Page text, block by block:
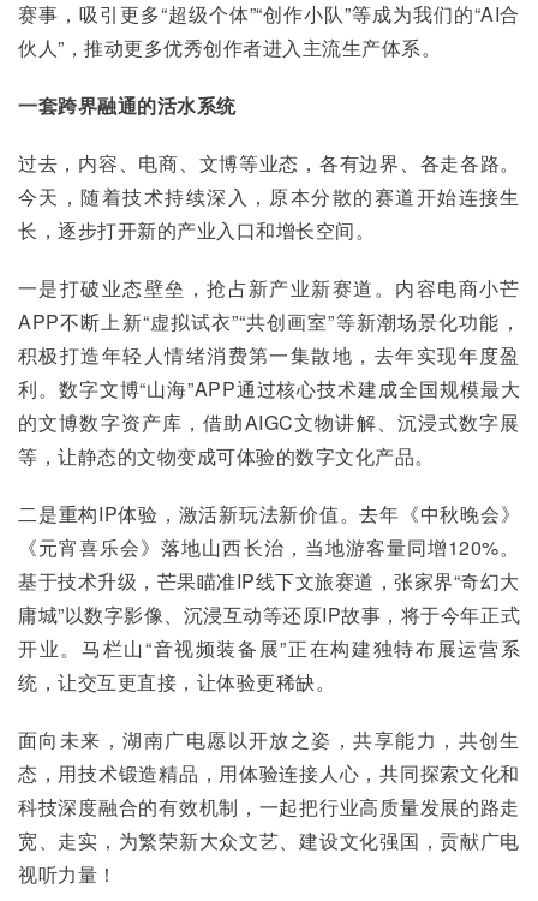
赛事，吸引更多“超级个体”“创作小队”等成为我们的“AI合
伙人”，推动更多优秀创作者进入主流生产体系。
一套跨界融通的活水系统
过去，内容、电商、文博等业态，各有边界、各走各路。
今天，随着技术持续深入，原本分散的赛道开始连接生
长，逐步打开新的产业入口和增长空间。
一是打破业态壁垒，抢占新产业新赛道。内容电商小芒
APP不断上新“虚拟试衣”“共创画室”等新潮场景化功能，
积极打造年轻人情绪消费第一集散地，去年实现年度盈
利。数字文博“山海”APP通过核心技术建成全国规模最大
的文博数字资产库，借助AIGC文物讲解、沉浸式数字展
等，让静态的文物变成可体验的数字文化产品。
二是重构IP体验，激活新玩法新价值。去年《中秋晚会》
《元宵喜乐会》落地山西长治，当地游客量同增120%。
基于技术升级，芒果瞄准IP线下文旅赛道，张家界“奇幻大
庸城”以数字影像、沉浸互动等还原IP故事，将于今年正式
开业。马栏山“音视频装备展”正在构建独特布展运营系
统，让交互更直接，让体验更稀缺。
面向未来，湖南广电愿以开放之姿，共享能力，共创生
态，用技术锻造精品，用体验连接人心，共同探索文化和
科技深度融合的有效机制，一起把行业高质量发展的路走
宽、走实，为繁荣新大众文艺、建设文化强国，贡献广电
视听力量！